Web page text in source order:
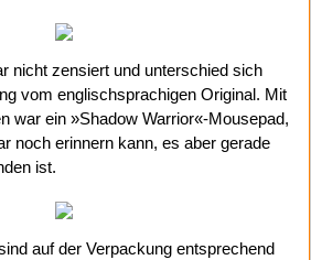
nicht zensiert und unterschied sich
vom englischsprachigen Original. Mit
war ein »Shadow Warrior«-Mousepad,
noch erinnern kann, es aber gerade
ist.
auf der Verpackung entsprechend